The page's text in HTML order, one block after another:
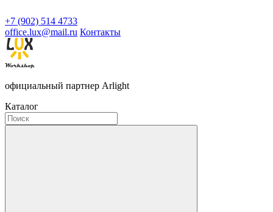
+7 (902) 514 4733
office.lux@mail.ru Контакты
официальный партнер Arlight
Каталог